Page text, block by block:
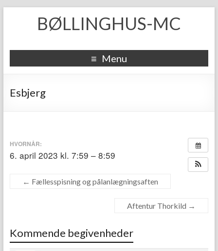
BØLLINGHUS-MC
Menu
Esbjerg
HVORNÅR:
6. april 2023 kl. 7:59 – 8:59
← Fællesspisning og pålanlægningsaften
Aftentur Thorkild →
Kommende begivenheder